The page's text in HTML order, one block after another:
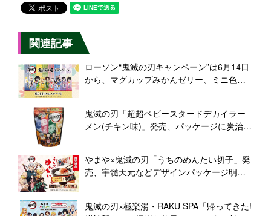
関連記事
ローソン“鬼滅の刃キャンペーン”は6月14日
から、マグカップみかんゼリー、ミニ色紙
も
鬼滅の刃「超超ベビースタードデカイラー
メン(チキン味)」発売、パッケージに炭治
やまや×鬼滅の刃「うちのめんたい切子」発
売、宇髄天元などデザインパッケージ明太
鬼滅の刃×極楽湯・RAKU SPA「帰ってきた!